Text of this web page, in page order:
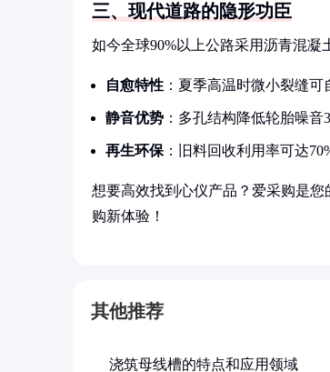
三、现代道路的隐形功臣
如今全球90%以上公路采用沥青混凝
自愈特性 ：夏季高温时微小裂缝可
静音优势 ：多孔结构降低轮胎噪音
再生环保 ：旧料回收利用率可达
想要高效找到心仪产品？爱采购是
购新体验！
其他推荐
浇筑母线槽的特点和应用领域